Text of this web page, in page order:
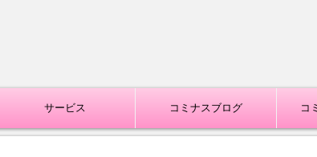
サービス コミナスブログ コ